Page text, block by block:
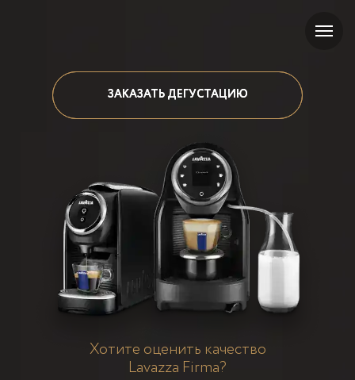
ЗАКАЗАТЬ ДЕГУСТАЦИЮ
Хотите оценить качество
Lavazza Firma?
ЗАКАЗАТЬ ДЕГУСТАЦИЮ